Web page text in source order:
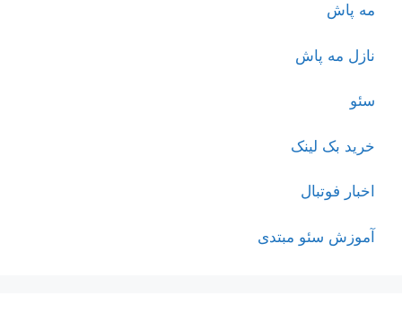
مه پاش
نازل مه پاش
سئو
خرید بک لینک
اخبار فوتبال
آموزش سئو مبتدی